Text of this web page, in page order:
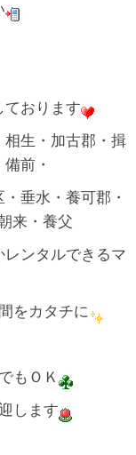
ております
生・加古郡・揖
前・
垂水・養可郡・
来・養父
ンタルできるマ
をカタチに
もＯＫ
します